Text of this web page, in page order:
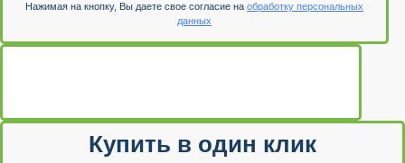
Нажимая на кнопку, Вы даете свое согласие на обработку персональных
данных
Купить в один клик